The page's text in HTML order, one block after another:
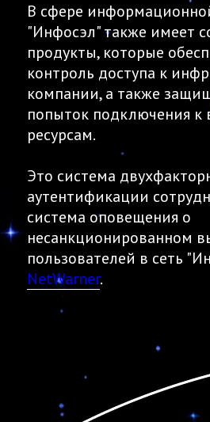
В сфере
"Инфосэл" также имеет
продукты, которые
контроль доступа к
компании, а также
попыток подключения к
ресурсам.
Это система
аутентификации
система оповещения о
несанкционированном
пользователей в сеть
NetWarner.